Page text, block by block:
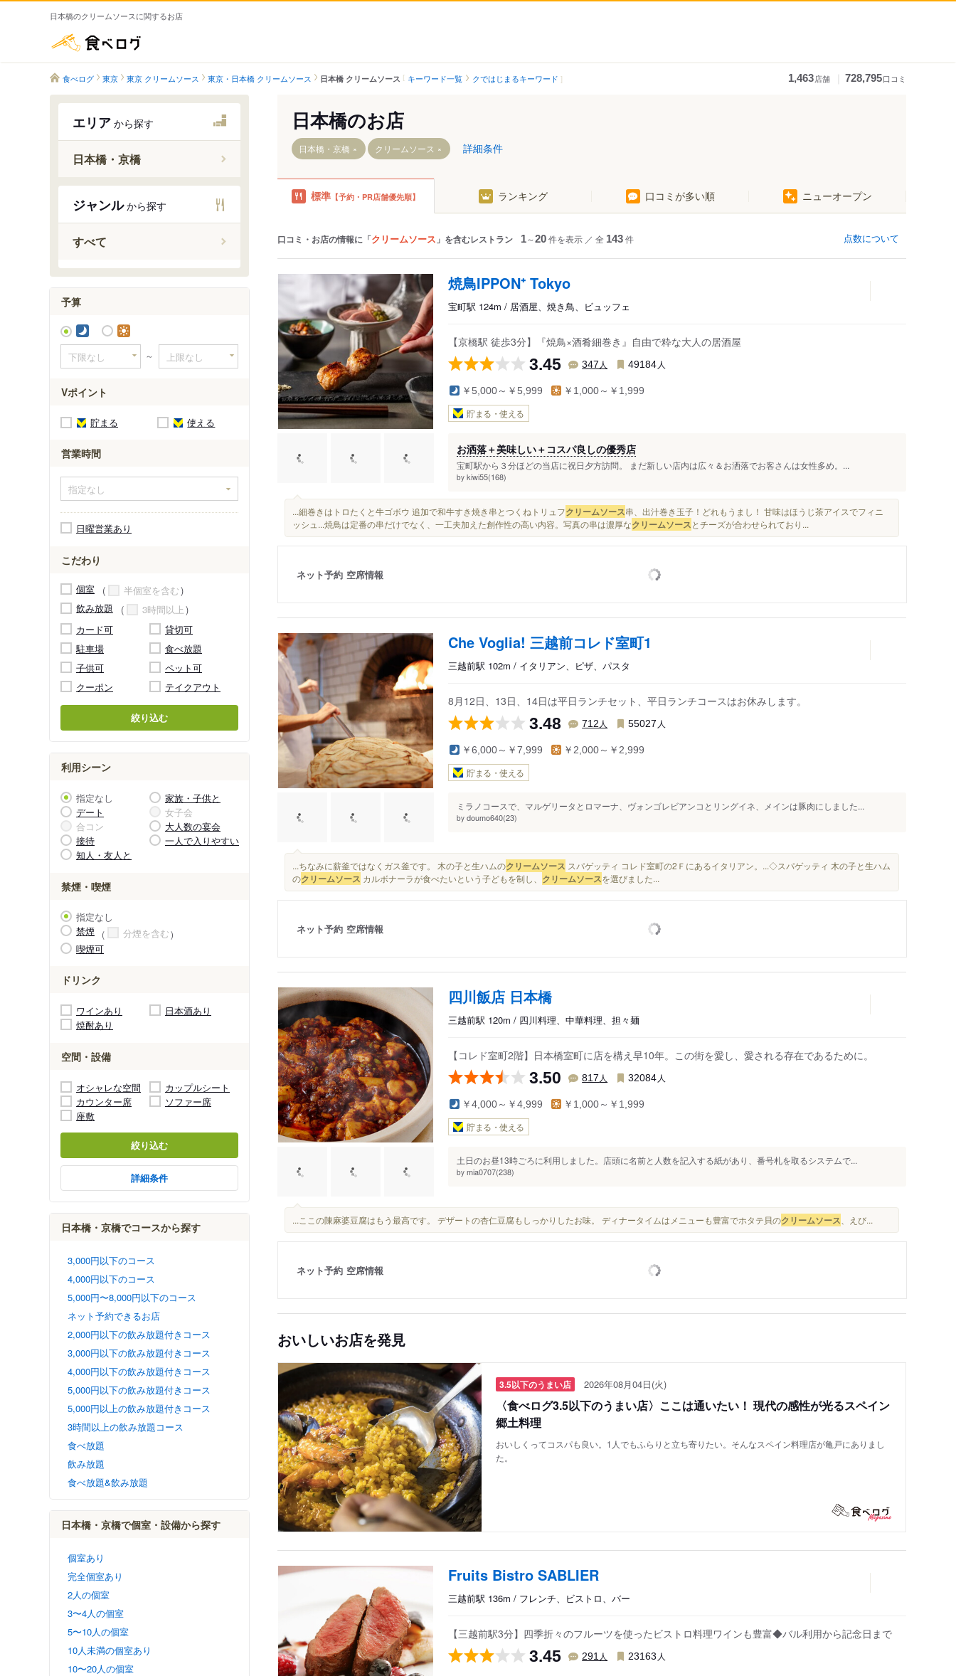
日本橋のクリームソースに関するお店
食べログ 東京 東京 クリームソース 東京・日本橋 クリームソース 日本橋 クリームソース キーワード一覧 クではじまるキーワード 1,463店舗 728,795口コミ
エリア から探す
日本橋・京橋
新日本橋駅
日本橋駅
京橋駅
宝町駅
ジャンルから探す
すべて
予算
～
Vポイント
貯まる 使える
営業時間
日曜営業あり
こだわり
個室
半個室を含む
飲み放題
3時間以上
カード可
貸切可
駐車場
食べ放題
子供可
ペット可
クーポン
テイクアウト
絞り込む
利用シーン
指定なし
家族・子供と
デート
女子会
合コン
大人数の宴会
接待
一人で入りやすい
知人・友人と
禁煙・喫煙
指定なし
禁煙
分煙を含む
喫煙可
ドリンク
ワインあり
日本酒あり
焼酎あり
空間・設備
オシャレな空間
カップルシート
カウンター席
ソファー席
座敷
絞り込む
詳細条件
日本橋・京橋でコースから探す
3,000円以下のコース
4,000円以下のコース
5,000円〜8,000円以下のコース
ネット予約できるお店
2,000円以下の飲み放題付きコース
3,000円以下の飲み放題付きコース
4,000円以下の飲み放題付きコース
5,000円以下の飲み放題付きコース
5,000円以上の飲み放題付きコース
3時間以上の飲み放題コース
食べ放題
飲み放題
食べ放題&飲み放題
日本橋・京橋で個室・設備から探す
個室あり
完全個室あり
2人の個室
3〜4人の個室
5〜10人の個室
10人未満の個室あり
10〜20人の個室
日本橋のお店
日本橋・京橋 クリームソース 詳細条件
標準 【予約・PR店舗優先順】 ランキング 口コミが多い順 ニューオープン
口コミ・お店の情報に「クリームソース 」を含むレストラン 1～20件を表示 ／ 全 143件 点数について
焼鳥IPPON⁺ Tokyo
宝町駅 124m / 居酒屋、焼き鳥、ビュッフェ
【京橋駅 徒歩3分】『焼鳥×酒肴細巻き』自由で粋な大人の居酒屋
3.45 347 人 49184 人
￥5,000～￥5,999 ￥1,000～￥1,999
貯まる・使える
お洒落＋美味しい＋コスパ良しの優秀店
宝町駅から３分ほどの当店に祝日夕方訪問。 まだ新しい店内は広々＆お洒落でお客さんは女性多め。...
by kiwi55(168)
...細巻きはトロたくと牛ゴボウ 追加で和牛すき焼き串とつくねトリュフクリームソース串、出汁巻き玉子！どれもうまし！ 甘味はほうじ茶アイスでフィニ
ッシュ...焼鳥は定番の串だけでなく、一工夫加えた創作性の高い内容。写真の串は濃厚なクリームソースとチーズが合わせられており...
ネット予約 空席情報
Che Voglia! 三越前コレド室町1
三越前駅 102m / イタリアン、ピザ、パスタ
8月12日、13日、14日は平日ランチセット、平日ランチコースはお休みします。
3.48 712 人 55027 人
￥6,000～￥7,999 ￥2,000～￥2,999
貯まる・使える
ミラノコースで、マルゲリータとロマーナ、ヴォンゴレビアンコとリングイネ、メインは豚肉にしました...
by doumo640(23)
...ちなみに薪釜ではなくガス釜です。 木の子と生ハムのクリームソース スパゲッティ コレド室町の2Ｆにあるイタリアン。...◇スパゲッティ 木の子と生ハム
のクリームソース カルボナーラが食べたいという子どもを制し、 クリームソースを選びました...
ネット予約 空席情報
四川飯店 日本橋
三越前駅 120m / 四川料理、中華料理、担々麺
【コレド室町2階】日本橋室町に店を構え早10年。この街を愛し、愛される存在であるために。
3.50 817 人 32084 人
￥4,000～￥4,999 ￥1,000～￥1,999
貯まる・使える
土日のお昼13時ごろに利用しました。店頭に名前と人数を記入する紙があり、番号札を取るシステムで...
by mia0707(238)
...ここの陳麻婆豆腐はもう最高です。 デザートの杏仁豆腐もしっかりしたお味。 ディナータイムはメニューも豊富でホタテ貝のクリームソース 、えび...
ネット予約 空席情報
おいしいお店を発見
3.5以下のうまい店 2026年08月04日(火)
〈食べログ3.5以下のうまい店〉ここは通いたい！ 現代の感性が光るスペイン
郷土料理
おいしくってコスパも良い。1人でもふらりと立ち寄りたい。そんなスペイン料理店が亀戸にありまし
た。
Fruits Bistro SABLIER
三越前駅 136m / フレンチ、ビストロ、バー
【三越前駅3分】四季折々のフルーツを使ったビストロ料理ワインも豊富◆バル利用から記念日まで
3.45 291 人 23163 人